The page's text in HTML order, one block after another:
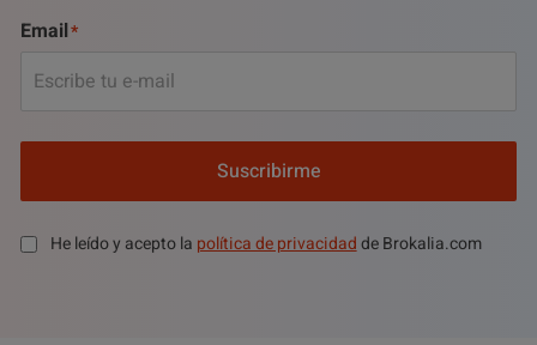
Email
Suscribirme
He leído y acepto la política de privacidadde Brokalia.com